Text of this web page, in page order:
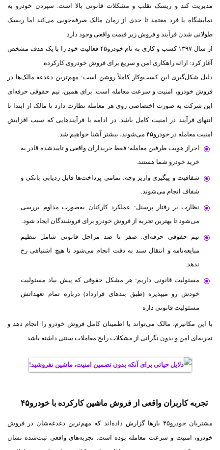
مدیریت کند و ریسک تقلب و مشکلات قانونی بالا است. سپردن خودرو به
نمایشگاه یا فرد معتمد تا حدی از زمان مالک صرفه‌جویی می‌کند اما ریسک
طولانی شدن فرآیند و فروش زیر قیمت واقعی وجود دارد.
از سال ۱۳۹۷ کسب و کاری به نام خودرو۴۵ فعالیت خود را با یک هدف مشخص
آغاز کرد: ارائه راهکاری امن و سریع برای فروش خودروی کارکرده.
دلیل شکل‌گیری این کسب‌وکار کاملاً روشن است: مهم‌ترین دغدغه مالک‌ها در
فروش خودرو، امنیت و سرعت معامله است. برای همین، تیم حقوقی حرفه‌ای
این شرکت به صورت اختصاصی روی هر معامله نظارت دارد تا مالک از ابتدا تا
انتهای فرآیند در امنیت کامل باشد. در ادامه با فرآیندهایی که سبب افزایش
امنیت معامله در خودرو۴۵ می‌شوند، بیشتر آشنا خواهیم شد.
احراز هویت طرفین معامله: فقط خریداران واقعی و تاییدشده قادر به
خرید خودرو شما هستند.
شفافیت و پیگیری واریز وجه: تمامی پرداخت‌ها قابل ردیابی بانکی و
شفاف انجام می‌شوند.
نظارت بر رفتار پرسنل: عملکرد کارکنان به‌صورت مداوم بررسی
می‌شود تا بهترین تجربه از فروش خودرو برای فروشندگان ایجاد شود.
تیم حقوقی حرفه‌ای: صفر تا صد مراحل قانونی شامل تنظیم
مبایعه‌نامه و انتقال سند به دقت انجام می‌شود تا هیچ اشتباهی رخ
ندهد.
مسئولیت قانونی داریم: هر مشکل حقوقی که پیش بیاد مسئولیت
خودش رو میپذیره (طبق بندهای قرارداد) درباره تمام تعهداتش
مسئولیت قانونی داره
با این مکانیزم، مالک می‌تواند با اطمینان کامل فروش خودرو را انجام دهد و
تجربه‌ای امن و بدون نگرانی از مشکلات رایج معاملات سنتی داشته باشد.
تجربه کاربران واقعی از فروش ماشین کارکرده با خودرو۴۵
مشتریان خودرو۴۵ بارها گزارش داده‌اند که مهم‌ترین دغدغه‌شان در فروش
خودرو، امنیت و سرعت معامله بوده است. تجربه‌های واقعی ثبت‌شده نشان